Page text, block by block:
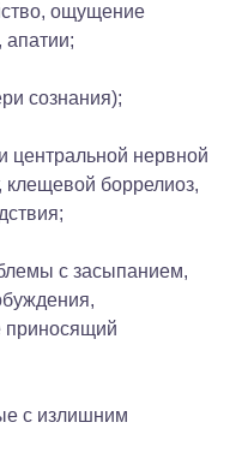
ощущение
апатии;
сознания);
центральной нервной
боррелиоз,
с засыпанием,
приносящий
с излишним